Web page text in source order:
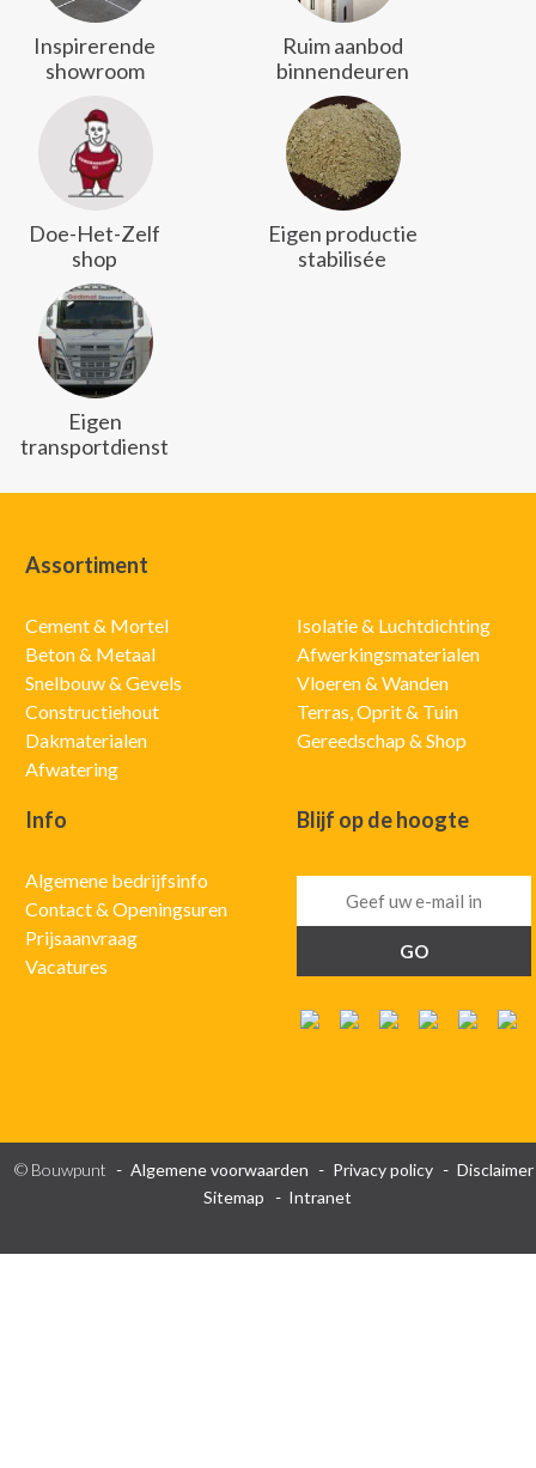
Inspirerende
showroom
Ruim aanbod
binnendeuren
Doe-Het-Zelf
shop
Eigen productie
stabilisée
Eigen
transportdienst
Assortiment
Cement & Mortel
Beton & Metaal
Snelbouw & Gevels
Constructiehout
Dakmaterialen
Afwatering
Isolatie & Luchtdichting
Afwerkingsmaterialen
Vloeren & Wanden
Terras, Oprit & Tuin
Gereedschap & Shop
Info
Algemene bedrijfsinfo
Contact & Openingsuren
Prijsaanvraag
Vacatures
Blijf op de hoogte
© Bouwpunt Algemene voorwaarden Privacy policy
Disclaimer
Sitemap
Intranet